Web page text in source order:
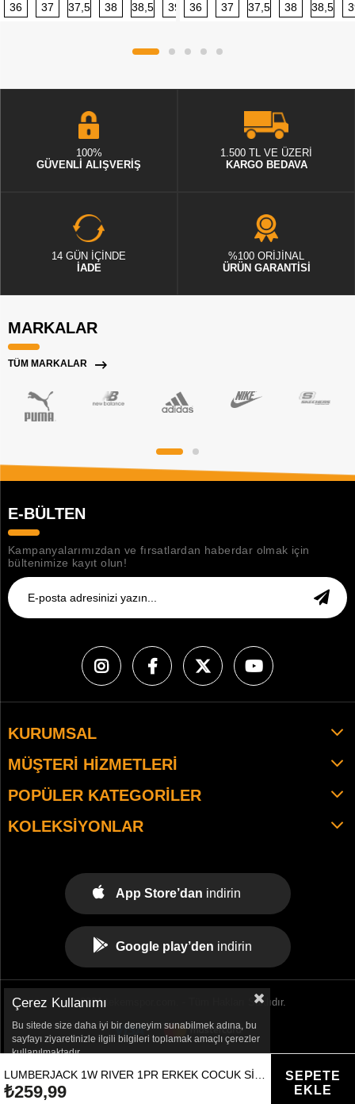
₺259,99
36 37 37,5 38 38,5 39 40 40,5 41 42 42,5
36 37 37,5 38 38,5
100%
GÜVENLİ ALIŞVERİŞ
1.500 TL VE ÜZERİ
KARGO BEDAVA
14 GÜN İÇİNDE
İADE
%100 ORİJİNAL
ÜRÜN GARANTİSİ
MARKALAR
TÜM MARKALAR
E-BÜLTEN
Kampanyalarımızdan ve fırsatlardan haberdar olmak için
bültenimize kayıt olun!
KURUMSAL
MÜŞTERI HIZMETLERI
POPÜLER KATEGORILER
KOLEKSIYONLAR
App Store’dan indirin
Google play’den indirin
© 2021 tekemspor.com. - Tüm Hakları Saklıdır.
Çerez Kullanımı
Bu sitede size daha iyi bir deneyim sunabilmek adına, bu
sayfayı ziyaretinizle ilgili bilgileri toplamak amaçlı çerezler
kullanılmaktadır.